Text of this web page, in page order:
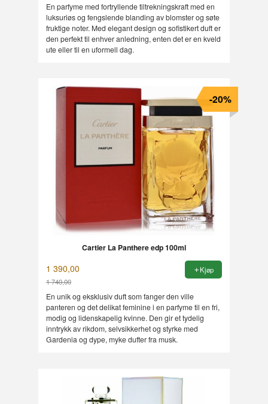
En parfyme med fortryllende tiltrekningskraft med en
luksuriøs og fengslende blanding av blomster og søte
fruktige noter. Med elegant design og sofistikert duft er
den perfekt til enhver anledning, enten det er en kveld
ute eller til en uformell dag.
Cartier La Panthere edp 100ml
1 390,00
1 740,00
Rabatt
-20%
Kjøp
En unik og eksklusiv duft som fanger den ville
panteren og det delikat feminine i en parfyme til en fri,
modig og lidenskapelig kvinne. Den gir et tydelig
inntrykk av rikdom, selvsikkerhet og styrke med
Gardenia og dype, myke dufter fra musk.